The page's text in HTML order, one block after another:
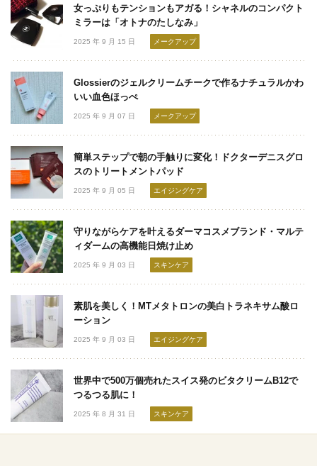
女っぷりもテンションもアガる！シャネルのコンパクト
ミラーは「オトナのたしなみ」
2025 年 9 月 15 日 メークアップ
Glossierのジェルクリームチークで作るナチュラルかわ
いい血色ほっぺ
2025 年 9 月 07 日 メークアップ
簡単ステップで朝の手触りに変化！ドクターデニスグロ
スのトリートメントパッド
2025 年 9 月 05 日 エイジングケア
守りながらケアを叶えるダーマコスメブランド・マルテ
ィダームの高機能日焼け止め
2025 年 9 月 03 日 スキンケア
素肌を美しく！MTメタトロンの美白トラネキサム酸ロ
ーション
2025 年 9 月 03 日 エイジングケア
世界中で500万個売れたスイス発のビタクリームB12で
つるつる肌に！
2025 年 8 月 31 日 スキンケア